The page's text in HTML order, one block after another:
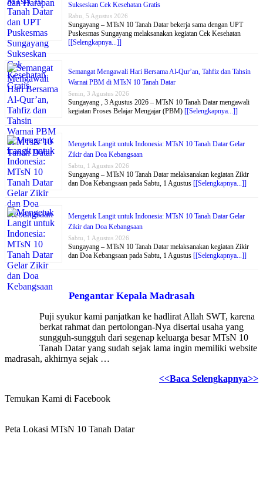
Sukseskan Cek Kesehatan Gratis
Rabu, 5 Agustus 2026
Sungayang – MTsN 10 Tanah Datar bekerja sama dengan UPT
Puskesmas Sungayang melaksanakan kegiatan Cek Kesehatan
[[Selengkapnya...]]
Semangat Mengawali Hari Bersama Al-Qur’an, Tahfiz dan Tahsin
Warnai PBM di MTsN 10 Tanah Datar
Senin, 3 Agustus 2026
Sungayang , 3 Agustus 2026 – MTsN 10 Tanah Datar mengawali
kegiatan Proses Belajar Mengajar (PBM) [[Selengkapnya...]]
Mengetuk Langit untuk Indonesia: MTsN 10 Tanah Datar Gelar
Zikir dan Doa Kebangsaan
Sabtu, 1 Agustus 2026
Sungayang – MTsN 10 Tanah Datar melaksanakan kegiatan Zikir
dan Doa Kebangsaan pada Sabtu, 1 Agustus [[Selengkapnya...]]
Mengetuk Langit untuk Indonesia: MTsN 10 Tanah Datar Gelar
Zikir dan Doa Kebangsaan
Sabtu, 1 Agustus 2026
Sungayang – MTsN 10 Tanah Datar melaksanakan kegiatan Zikir
dan Doa Kebangsaan pada Sabtu, 1 Agustus [[Selengkapnya...]]
Pengantar Kepala Madrasah
Puji syukur kami panjatkan ke hadlirat Allah SWT, karena
berkat rahmat dan pertolongan-Nya disertai usaha yang
sungguh-sungguh dari segenap keluarga besar MTsN 10
Tanah Datar yang sudah sejak lama ingin memiliki website
madrasah, akhirnya sejak …
<<Baca Selengkapnya>>
Temukan Kami di Facebook
Peta Lokasi MTsN 10 Tanah Datar